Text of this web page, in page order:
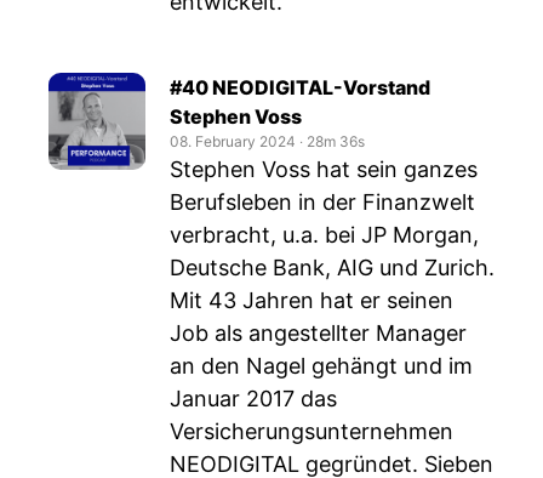
#40 NEODIGITAL-Vorstand
Stephen Voss
08. February 2024 ‧ 28m 36s
Stephen Voss hat sein ganzes
Berufsleben in der Finanzwelt
verbracht, u.a. bei JP Morgan,
Deutsche Bank, AIG und Zurich.
Mit 43 Jahren hat er seinen
Job als angestellter Manager
an den Nagel gehängt und im
Januar 2017 das
Versicherungsunternehmen
NEODIGITAL gegründet. Sieben